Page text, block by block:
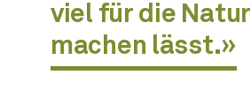
viel für die Natur
machen lässt.